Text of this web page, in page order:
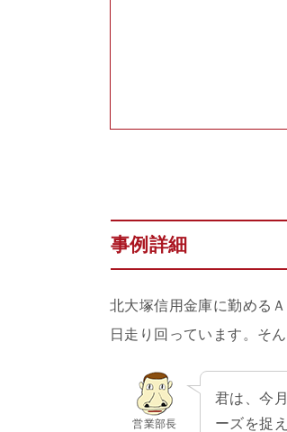
事例詳細
北大塚信用金庫に勤める
日走り回っています。そ
営業部長
君は、今
ーズを捉